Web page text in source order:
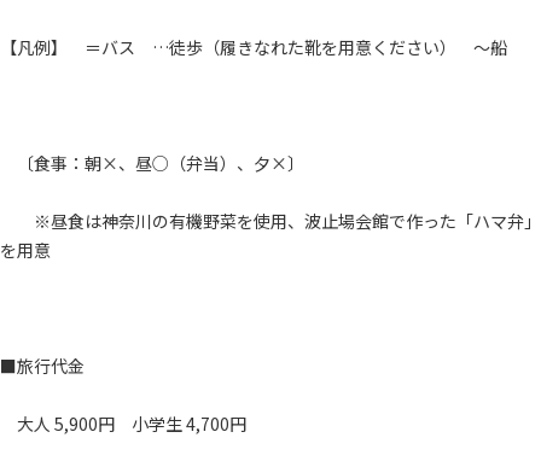
【凡例】 ＝バス …徒歩（履きなれた靴を用意ください） ～船
〔食事：朝×、昼○（弁当）、夕×〕
※昼食は神奈川の有機野菜を使用、波止場会館で作った「ハマ弁」
を用意
■旅行代金
大人 5,900円 小学生 4,700円